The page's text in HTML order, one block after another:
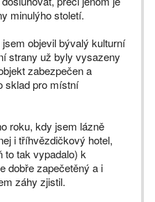
minulýho století.
objevil bývalý kulturní
strany už byly vysazeny
zabezpečen a
sklad pro místní
roku, kdy jsem lázně
i tříhvězdičkový hotel,
to tak vypadalo) k
dobře zapečetěný a i
záhy zjistil.